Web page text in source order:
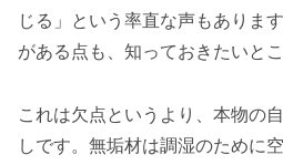
じる」という率直な声もありま
がある点も、知っておきたいとこ
これは欠点というより、本物の
しです。無垢材は調湿のために